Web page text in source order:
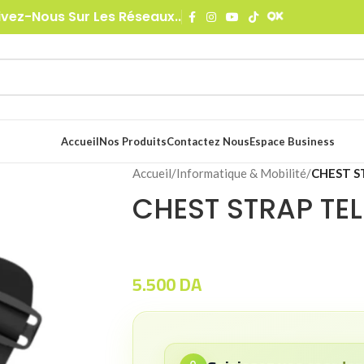
Nous Sur Les Réseaux..
AccueilNos ProduitsContactez NousEspace Business
Accueil/Informatique & Mobilité/CHEST
CHEST STRAP
5.500DA